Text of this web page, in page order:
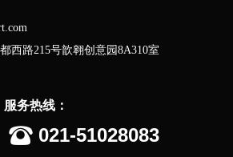
西路215号歆翱创意园8A310室
服务热线：
뀰 021-51028083